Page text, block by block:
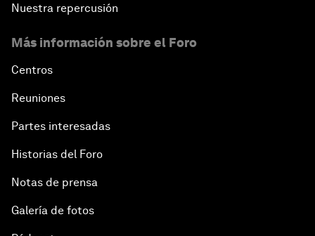
Nuestra repercusión
Más información sobre el Foro
Centros
Reuniones
Partes interesadas
Historias del Foro
Notas de prensa
Galería de fotos